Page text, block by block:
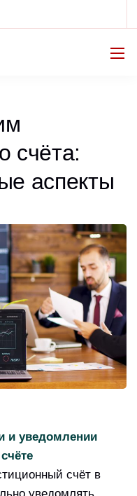
счёта:
аспекты
и уведомлении
счёт в